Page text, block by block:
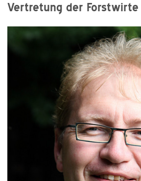
Vertretung der Forstwirte